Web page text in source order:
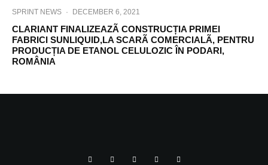
SPRINT NEWS · DECEMBER 6, 2021
CLARIANT FINALIZEAZÃ CONSTRUCȚIA PRIMEI
FABRICI SUNLIQUID,LA SCARÃ COMERCIALÃ, PENTRU
PRODUCȚIA DE ETANOL CELULOZIC ÎN PODARI,
ROMÂNIA